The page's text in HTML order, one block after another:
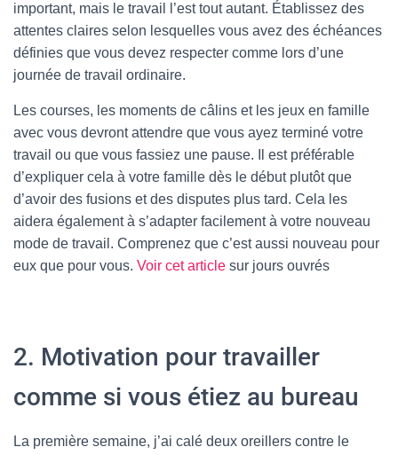
important, mais le travail l’est tout autant. Établissez des
attentes claires selon lesquelles vous avez des échéances
définies que vous devez respecter comme lors d’une
journée de travail ordinaire.
Les courses, les moments de câlins et les jeux en famille
avec vous devront attendre que vous ayez terminé votre
travail ou que vous fassiez une pause. Il est préférable
d’expliquer cela à votre famille dès le début plutôt que
d’avoir des fusions et des disputes plus tard. Cela les
aidera également à s’adapter facilement à votre nouveau
mode de travail. Comprenez que c’est aussi nouveau pour
eux que pour vous. Voir cet article sur jours ouvrés
2. Motivation pour travailler
comme si vous étiez au bureau
La première semaine, j’ai calé deux oreillers contre le